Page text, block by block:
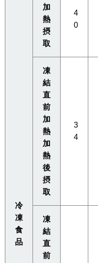
冷
凍
食
品
加
熱
摂
取
4
0
凍
結
直
前
加
熱
加
熱
後
摂
取
3
4
凍
結
直
前